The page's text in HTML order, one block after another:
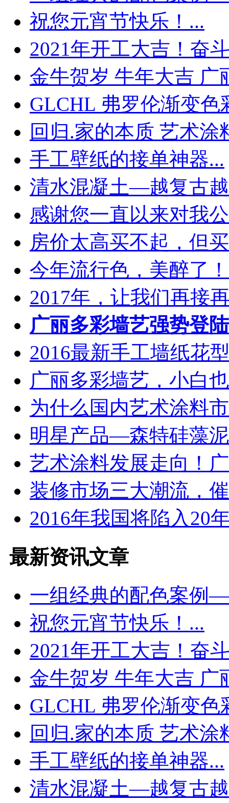
祝您元宵节快乐！...
2021年开工大吉！奋
金牛贺岁 牛年大吉 广
GLCHL 弗罗伦渐变色
回归.家的本质 艺术涂
手工壁纸的接单神器...
清水混凝土—越复古
感谢您一直以来对我
房价太高买不起，但
今年流行色，美醉了
2017年，让我们再接
广丽多彩墙艺强势登
2016最新手工墙纸花
广丽多彩墙艺，小白
为什么国内艺术涂料
明星产品—森特硅藻
艺术涂料发展走向！
装修市场三大潮流，
2016年我国将陷入20
最新资讯文章
一组经典的配色案例
祝您元宵节快乐！...
2021年开工大吉！奋
金牛贺岁 牛年大吉 广
GLCHL 弗罗伦渐变色
回归.家的本质 艺术涂
手工壁纸的接单神器...
清水混凝土—越复古